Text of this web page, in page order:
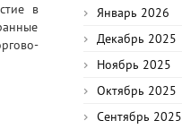
в
Январь 2026
Декабрь 2025
Ноябрь 2025
Октябрь 2025
Сентябрь 2025